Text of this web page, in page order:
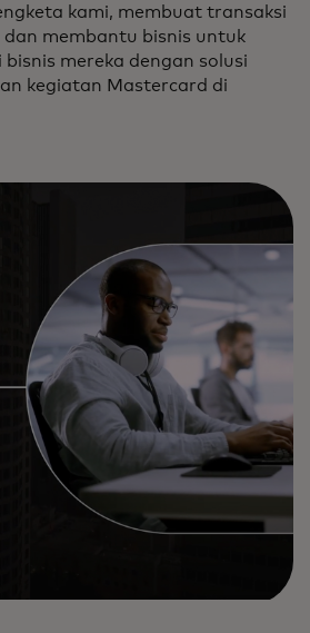
kami, membuat transaksi
dan membantu bisnis untuk
mereka dengan solusi
kegiatan Mastercard di